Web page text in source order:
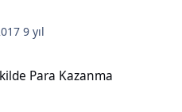
9 yıl
Para Kazanma